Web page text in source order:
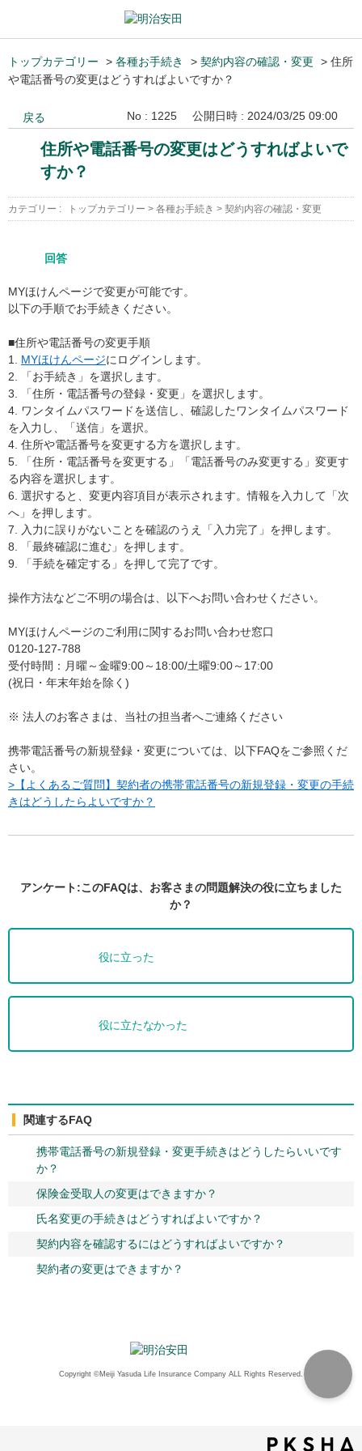
トップカテゴリー > 各種お手続き > 契約内容の確認・変更 > 住所
や電話番号の変更はどうすればよいですか？
戻る No : 1225 公開日時 : 2024/03/25 09:00
住所や電話番号の変更はどうすればよいで
すか？
カテゴリー : トップカテゴリー > 各種お手続き > 契約内容の確認・変更
回答
MYほけんページで変更が可能です。
以下の手順でお手続きください。
■住所や電話番号の変更手順
1. MYほけんページにログインします。
2. 「お手続き」を選択します。
3. 「住所・電話番号の登録・変更」を選択します。
4. ワンタイムパスワードを送信し、確認したワンタイムパスワード
を入力し、「送信」を選択。
4. 住所や電話番号を変更する方を選択します。
5. 「住所・電話番号を変更する」「電話番号のみ変更する」変更す
る内容を選択します。
6. 選択すると、変更内容項目が表示されます。情報を入力して「次
へ」を押します。
7. 入力に誤りがないことを確認のうえ「入力完了」を押します。
8. 「最終確認に進む」を押します。
9. 「手続を確定する」を押して完了です。
操作方法などご不明の場合は、以下へお問い合わせください。
MYほけんページのご利用に関するお問い合わせ窓口
0120-127-788
受付時間：月曜～金曜9:00～18:00/土曜9:00～17:00
(祝日・年末年始を除く)
※ 法人のお客さまは、当社の担当者へご連絡ください
携帯電話番号の新規登録・変更については、以下FAQをご参照くだ
さい。
>【よくあるご質問】契約者の携帯電話番号の新規登録・変更の手続
きはどうしたらよいですか？
アンケート:このFAQは、お客さまの問題解決の役に立ちました
か？
役に立った
役に立たなかった
関連するFAQ
携帯電話番号の新規登録・変更手続きはどうしたらいいです
か？
保険金受取人の変更はできますか？
氏名変更の手続きはどうすればよいですか？
契約内容を確認するにはどうすればよいですか？
契約者の変更はできますか？
Copyright ©Meiji Yasuda Life Insurance Company ALL Rights Reserved.